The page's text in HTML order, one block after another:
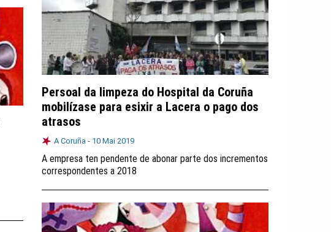
Persoal da limpeza do Hospital da Coruña
mobilízase para esixir a Lacera o pago dos
atrasos
A Coruña - 10 Mai 2019
A empresa ten pendente de abonar parte dos incrementos
correspondentes a 2018